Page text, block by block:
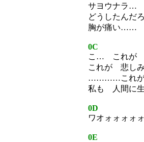
サヨウナラ…
どうしたんだ
胸が痛い……
0C
こ… これ
これが 悲し
…………これ
私も 人間に
0D
ワオォォォ
0E